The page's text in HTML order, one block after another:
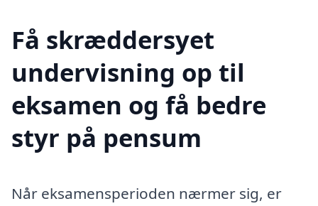
Få skræddersyet
undervisning op til
eksamen og få bedre
styr på pensum
Når eksamensperioden nærmer sig, er